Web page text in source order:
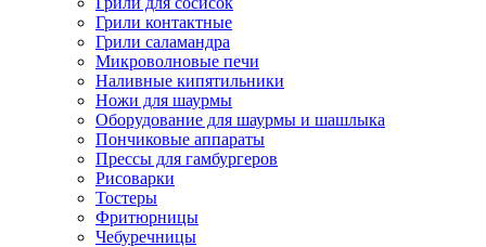
Грили контактные
Грили саламандра
Микроволновые печи
Наливные кипятильники
Ножи для шаурмы
Оборудование для шаурмы и шашлыка
Пончиковые аппараты
Прессы для гамбургеров
Рисоварки
Тостеры
Фритюрницы
Чебуречницы